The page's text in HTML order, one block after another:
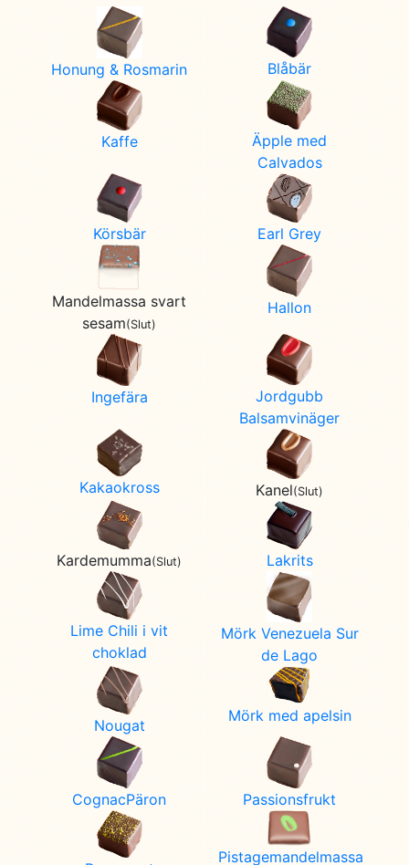
Honung & Rosmarin Blåbär
Kaffe
Äpple med
Calvados
Körsbär Earl Grey
Mandelmassa svart
sesam(Slut)
Hallon
Ingefära
Jordgubb
Balsamvinäger
Kakaokross Kanel(Slut)
Kardemumma(Slut) Lakrits
Lime Chili i vit
choklad
Mörk Venezuela Sur
de Lago
Nougat
Mörk med apelsin
CognacPäron Passionsfrukt
Pistagemandelmassa